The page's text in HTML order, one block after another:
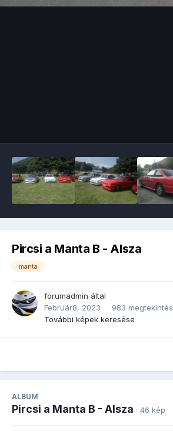
Pircsi a Manta B - Alsza
manta
forumadmin által
Február8, 2023
983 megtekintés
További képek keresése
ALBUM
Pircsi a Manta B - Alsza · 46 kép